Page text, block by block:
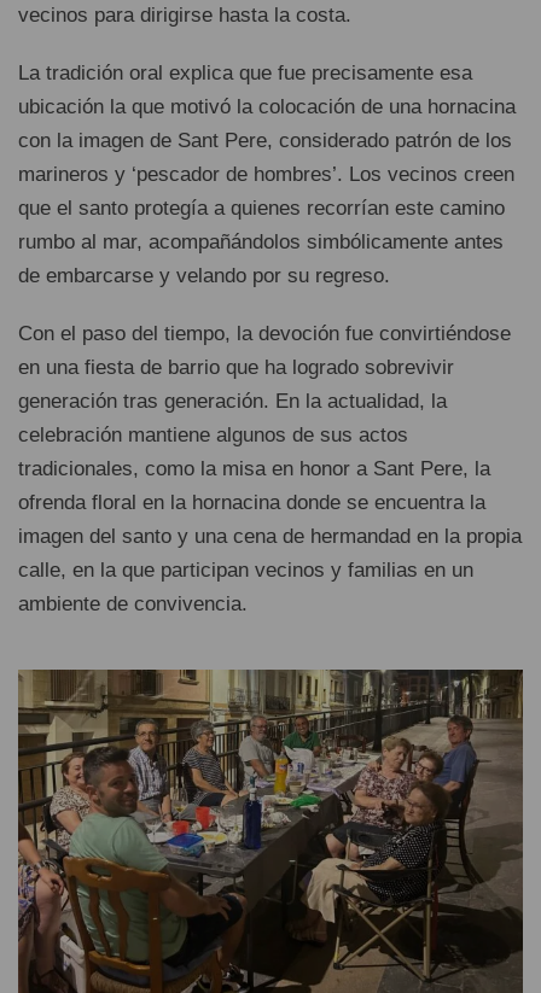
vecinos para dirigirse hasta la costa.
La tradición oral explica que fue precisamente esa
ubicación la que motivó la colocación de una hornacina
con la imagen de Sant Pere, considerado patrón de los
marineros y ‘pescador de hombres’. Los vecinos creen
que el santo protegía a quienes recorrían este camino
rumbo al mar, acompañándolos simbólicamente antes
de embarcarse y velando por su regreso.
Con el paso del tiempo, la devoción fue convirtiéndose
en una fiesta de barrio que ha logrado sobrevivir
generación tras generación. En la actualidad, la
celebración mantiene algunos de sus actos
tradicionales, como la misa en honor a Sant Pere, la
ofrenda floral en la hornacina donde se encuentra la
imagen del santo y una cena de hermandad en la propia
calle, en la que participan vecinos y familias en un
ambiente de convivencia.